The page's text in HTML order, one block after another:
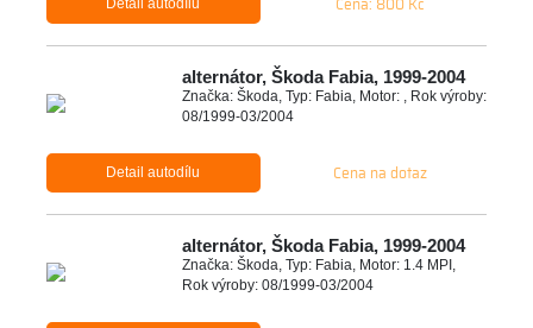
alternátor, Škoda Fabia, 1999-2004
Značka: Škoda, Typ: Fabia, Motor: , Rok výroby:
08/1999-03/2004
Detail autodílu Cena na dotaz
alternátor, Škoda Fabia, 1999-2004
Značka: Škoda, Typ: Fabia, Motor: 1.4 MPI,
Rok výroby: 08/1999-03/2004